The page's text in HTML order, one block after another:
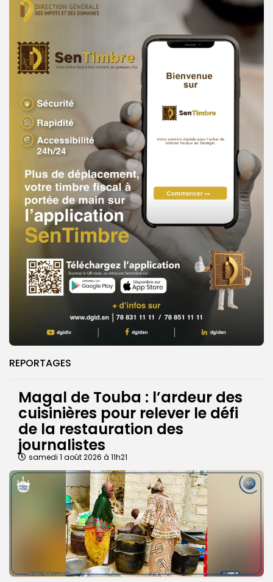
REPORTAGES
Magal de Touba : l’ardeur des
cuisinières pour relever le défi
de la restauration des
journalistes
samedi 1 août 2026 à 11h21